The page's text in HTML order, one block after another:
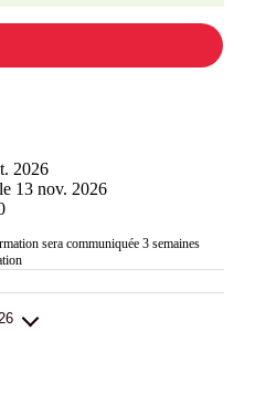
2026
13 nov. 2026
sera communiquée 3 semaines